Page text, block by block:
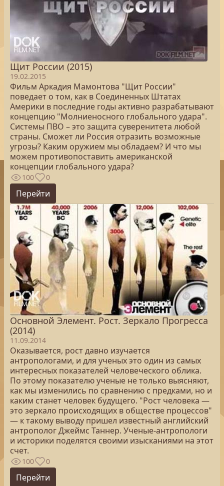
Щит России (2015)
19.02.2015
Фильм Аркадия Мамонтова "Щит России"
поведает о том, как в Соединенных Штатах
Америки в последние годы активно разрабатывают
концепцию "Молниеносного глобального удара".
Системы ПВО – это защита суверенитета любой
страны. Сможет ли Россия отразить возможные
угрозы? Каким оружием мы обладаем? И что мы
можем противопоставить американской
концепции глобального удара?
100 0
Перейти
Основной Элемент. Рост. Зеркало Прогресса
(2014)
11.09.2014
Оказывается, рост давно изучается
антропологами, и для ученых это один из самых
интересных показателей человеческого облика.
По этому показателю ученые не только выясняют,
как мы изменились по сравнению с предками, но и
каким станет человек будущего. "Рост человека —
это зеркало происходящих в обществе процессов"
— к такому выводу пришел известный английский
антрополог Джеймс Таннер. Ученые-антропологи
и историки поделятся своими изысканиями на этот
счет.
100 0
Перейти